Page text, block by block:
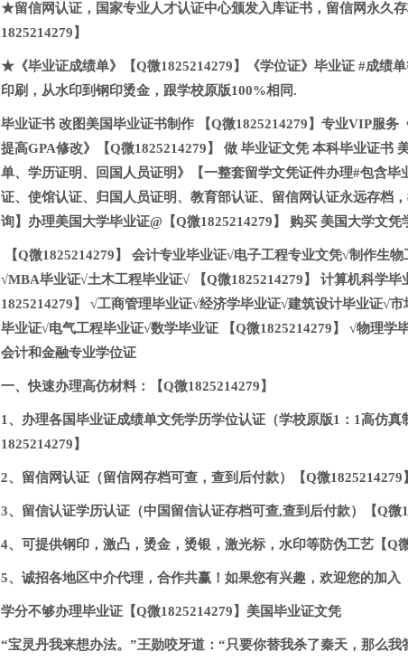
★留信网认证，国家专业人才认证中心颁发入库证书，留信网永久
1825214279】
★《毕业证成绩单》【Q微1825214279】《学位证》毕业证 #成绩
印刷，从水印到钢印烫金，跟学校原版100%相同.
毕业证书 改图美国毕业证书制作 【Q微1825214279】专业VIP服务
提高GPA修改》【Q微1825214279】 做 毕业证文凭 本科毕业证书
单、学历证明、回国人员证明》【一整套留学文凭证件办理#包含毕
证、使馆认证、归国人员证明、教育部认证、留信网认证永远存档
询】办理美国大学毕业证@【Q微1825214279】 购买 美国大学文凭
【Q微1825214279】 会计专业毕业证√电子工程专业文凭√制作生
√MBA毕业证√土木工程毕业证√ 【Q微1825214279】 计算机科学毕
1825214279】 √工商管理毕业证√经济学毕业证√建筑设计毕业证√
毕业证√电气工程毕业证√数学毕业证 【Q微1825214279】 √物理学
会计和金融专业学位证
一、快速办理高仿材料：【Q微1825214279】
1、办理各国毕业证成绩单文凭学历学位认证（学校原版1：1高仿真
1825214279】
2、留信网认证（留信网存档可查，查到后付款）【Q微1825214279】
3、留信认证学历认证（中国留信认证存档可查,查到后付款）【Q微
4、可提供钢印，激凸，烫金，烫银，激光标，水印等防伪工艺【Q微
5、诚招各地区中介代理，合作共赢！如果您有兴趣，欢迎您的加入
学分不够办理毕业证【Q微1825214279】美国毕业证文凭
“宝灵丹我来想办法。”王勋咬牙道：“只要你替我杀了秦天，那么我